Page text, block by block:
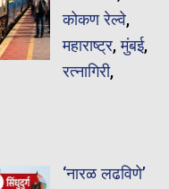
कोकण रेल्वे,
महाराष्ट्र,मुंबई,
रत्नागिरी,
‘नारळ लढविणे’